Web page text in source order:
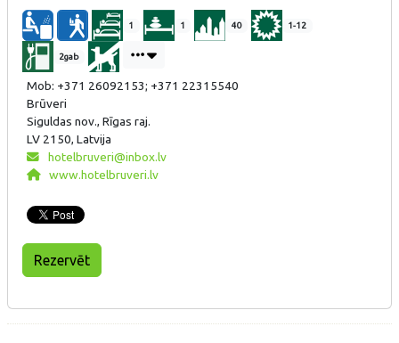
1 1 40 1-12
2gab
Mob: +371 26092153; +371 22315540
Brūveri
Siguldas nov., Rīgas raj.
LV 2150, Latvija
hotelbruveri@inbox.lv
www.hotelbruveri.lv
Rezervēt